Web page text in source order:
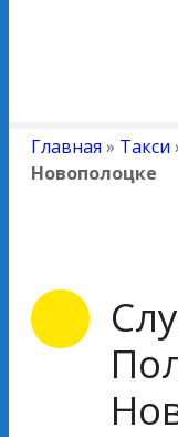
Главная » Такси
Новополоцке